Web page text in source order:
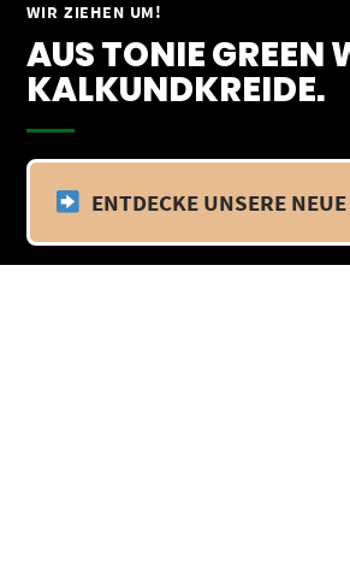
WIR ZIEHEN UM!
AUS TONIE GREEN
KALKUNDKREIDE.
ENTDECKE UNSERE
Springe
Inhalt
Vom 09.04.25 - 20.04.25 befinden wir uns
Zeitraum findet kein Versand